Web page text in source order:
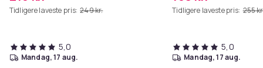
Tidligere laveste pris: 249 kr.
5,0
mandag, 17 aug.
Tidligere laveste pris: 255
5,0
mandag, 17 aug.